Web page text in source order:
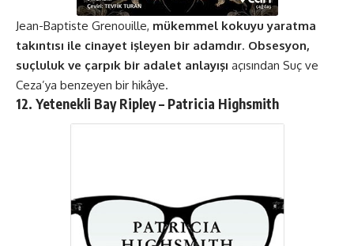
Jean-Baptiste Grenouille, mükemmel kokuyu yaratma
takıntısı ile cinayet işleyen bir adamdır. Obsesyon,
suçluluk ve çarpık bir adalet anlayışı açısından Suç ve
Ceza’ya benzeyen bir hikâye​​.
12. Yetenekli Bay Ripley – Patricia Highsmith